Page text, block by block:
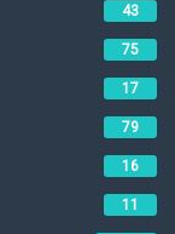
43
75
17
79
16
11